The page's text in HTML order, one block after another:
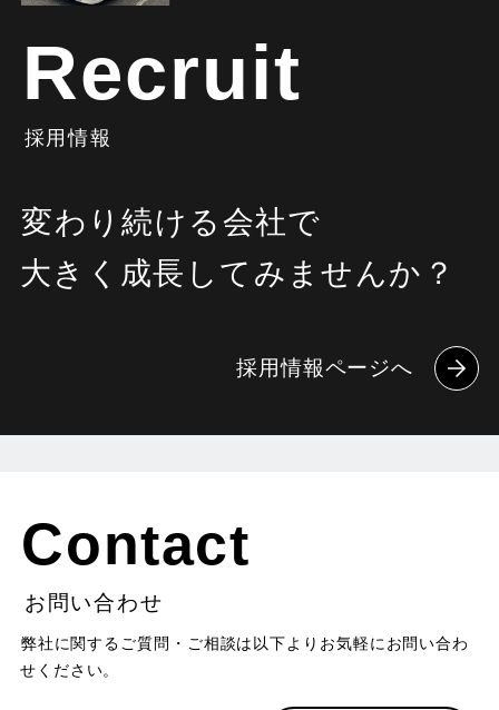
採用情報
Recruit
変わり続ける会社で
大きく成長してみませんか？
採用情報ページへ
お問い合わせ
Contact
弊社に関するご質問・ご相談は以下よりお気軽にお問い合わ
せください。